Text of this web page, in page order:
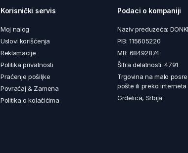
Korisnički servis
Moj nalog
Uslovi korišćenja
Reklamacije
Politika privatnosti
Praćenje pošiljke
Povraćaj & Zamena
Politika o kolačićima
Podaci o kompaniji
Naziv preduzeća:
PIB: 115605220
MB: 68492874
Šifra delatnosti: 4791
Trgovina na malo
pošte ili preko interneta
Grdelica, Srbija